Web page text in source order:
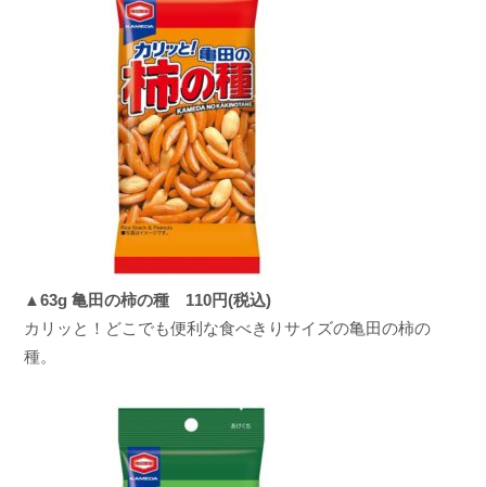
▲63g 亀田の柿の種 110円(税込)
カリッと！どこでも便利な食べきりサイズの亀田の柿の
種。